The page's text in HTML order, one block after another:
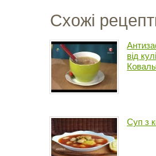
Схожі
від
Суп з